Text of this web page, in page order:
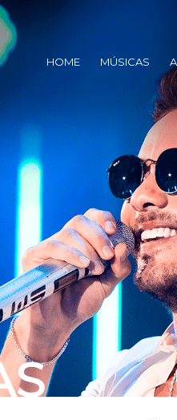
HOME MÚSICAS